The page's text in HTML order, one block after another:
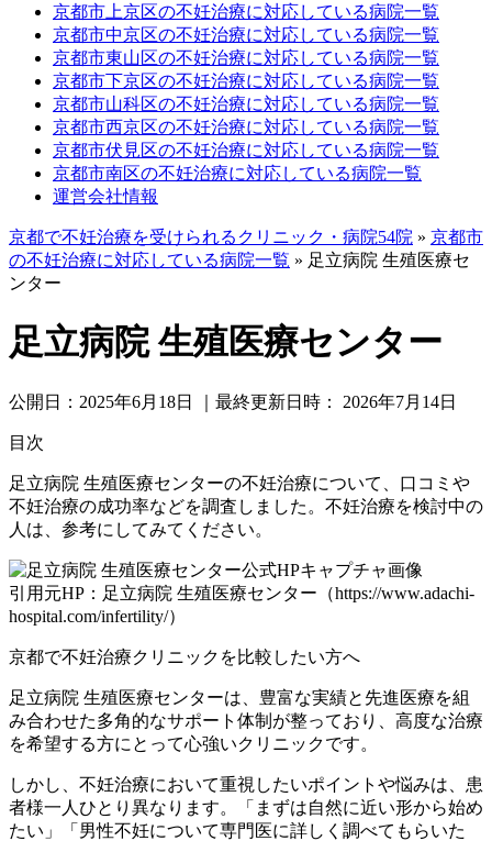
京都市上京区の不妊治療に対応している病院一覧
京都市中京区の不妊治療に対応している病院一覧
京都市東山区の不妊治療に対応している病院一覧
京都市下京区の不妊治療に対応している病院一覧
京都市山科区の不妊治療に対応している病院一覧
京都市西京区の不妊治療に対応している病院一覧
京都市伏見区の不妊治療に対応している病院一覧
京都市南区の不妊治療に対応している病院一覧
運営会社情報
京都で不妊治療を受けられるクリニック・病院54院 » 京都市
の不妊治療に対応している病院一覧 » 足立病院 生殖医療セ
ンター
足立病院 生殖医療センター
公開日： 2025年6月18日 ｜最終更新日時： 2026年7月14日
目次
足立病院 生殖医療センターの不妊治療について、口コミや
不妊治療の成功率などを調査しました。不妊治療を検討中の
人は、参考にしてみてください。
引用元HP：足立病院 生殖医療センター（https://www.adachi-
hospital.com/infertility/）
京都で不妊治療クリニックを比較したい方へ
足立病院 生殖医療センターは、豊富な実績と先進医療を組
み合わせた多角的なサポート体制が整っており、高度な治療
を希望する方にとって心強いクリニックです。
しかし、不妊治療において重視したいポイントや悩みは、患
者様一人ひとり異なります。「まずは自然に近い形から始め
たい」「男性不妊について専門医に詳しく調べてもらいた